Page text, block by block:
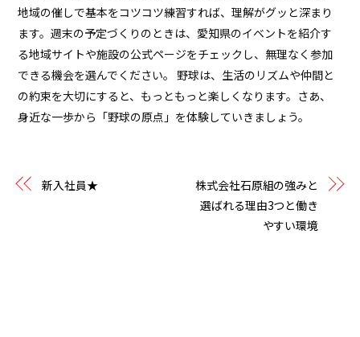
地域の催しで基本をコツコツ練習すれば、理解がグッと深まり
ます。週末の予定づくりのときは、愛知県のイベントを紹介す
る地域サイトや施設の公式ページをチェックし、無理なく参加
できる機会を選んでください。 野球は、生活のリズムや仲間と
の約束を大切にすると、もっともっと楽しくなります。さあ、
身近な一歩から「野球の原点」を体験していきましょう。
新入社員★
株式会社石原組の強みと
選ばれる理由3つと働き
やすい環境